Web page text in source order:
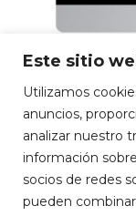
Este sitio
Utilizamos
anuncios,
analizar nuestro
información
socios de redes
pueden